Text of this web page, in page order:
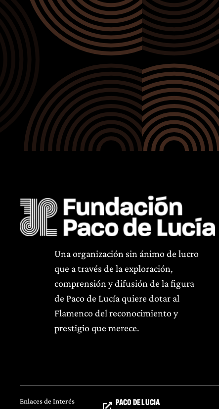
Una organización sin ánimo de lucro
que a través de la exploración,
comprensión y difusión de la figura
de Paco de Lucía quiere dotar al
Flamenco del reconocimiento y
prestigio que merece.
Enlaces de Interés PACO DE LUCIA